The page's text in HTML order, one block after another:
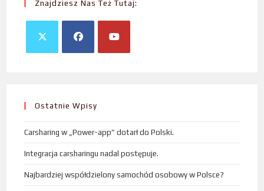
Znajdziesz Nas Też Tutaj:
Ostatnie Wpisy
Carsharing w „Power-app” dotarł do Polski.
Integracja carsharingu nadal postępuje.
Najbardziej współdzielony samochód osobowy w Polsce?